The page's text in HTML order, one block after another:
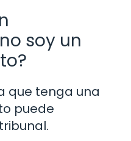
soy un
que tenga una
puede